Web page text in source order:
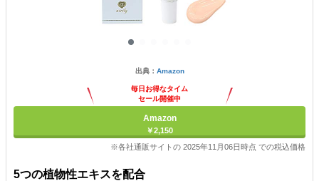
出典： Amazon
毎日お得なタイム
セール開催中
Amazon
￥2,150
※各社通販サイトの 2025年11月06日時点 での税込価格
5つの植物性エキスを配合